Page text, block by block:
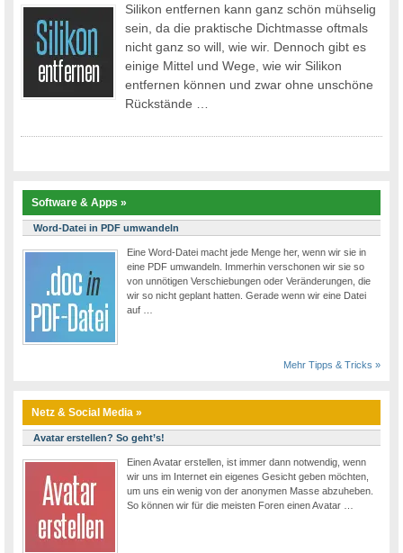
Silikon entfernen kann ganz schön mühselig
sein, da die praktische Dichtmasse oftmals
nicht ganz so will, wie wir. Dennoch gibt es
einige Mittel und Wege, wie wir Silikon
entfernen können und zwar ohne unschöne
Rückstände …
Software & Apps »
Word-Datei in PDF umwandeln
Eine Word-Datei macht jede Menge her, wenn wir sie in
eine PDF umwandeln. Immerhin verschonen wir sie so
von unnötigen Verschiebungen oder Veränderungen, die
wir so nicht geplant hatten. Gerade wenn wir eine Datei
auf …
Mehr Tipps & Tricks »
Netz & Social Media »
Avatar erstellen? So geht’s!
Einen Avatar erstellen, ist immer dann notwendig, wenn
wir uns im Internet ein eigenes Gesicht geben möchten,
um uns ein wenig von der anonymen Masse abzuheben.
So können wir für die meisten Foren einen Avatar …